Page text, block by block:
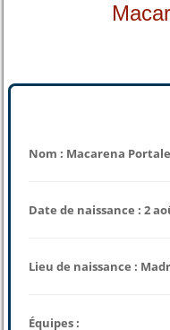
Nom : Macarena
Date de naissance : 2
Lieu de naissance :
Équipes :